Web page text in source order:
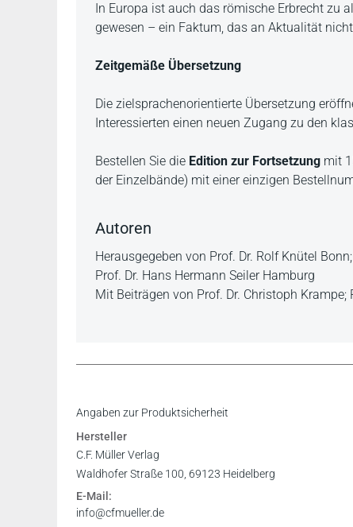
In Europa ist auch das römische Erbrecht zu
gewesen – ein Faktum, das an Aktualität
Zeitgemäße Übersetzung
Die zielsprachenorientierte Übersetzung
Interessierten einen neuen Zugang zu den
Bestellen Sie die Edition zur Fortsetzung mit
der Einzelbände) mit einer einzigen
Autoren
Herausgegeben von Prof. Dr. Rolf Knütel
Prof. Dr. Hans Hermann Seiler Hamburg
Mit Beiträgen von Prof. Dr. Christoph
Für jeden, dem die Grundlagen der
Digestenübersetzung „ein Muss".
Rubrik „Juristische Bücher des Jahres – Eine
Allgemein gefasste Rechtssätze müssen
Fülle von Beispielen, die diese Weisheit
Inhaltsverzeichnis
Leseprobe
Leseprobe
Leseprobe
Angaben zur Produktsicherheit
Hersteller
C.F. Müller Verlag
Waldhofer Straße 100, 69123 Heidelberg
E-Mail:
info@cfmueller.de